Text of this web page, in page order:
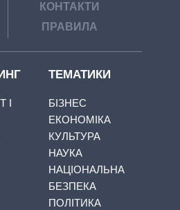
КОНТАКТИ
ПРАВИЛА
І
ТЕМАТИКИ
БІЗНЕС
ЕКОНОМІКА
КУЛЬТУРА
НАУКА
НАЦІОНАЛЬНА
БЕЗПЕКА
ПОЛІТИКА